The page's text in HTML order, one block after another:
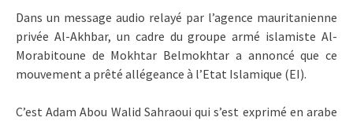
Dans un message audio relayé par l’agence mauritanienne
privée Al-Akhbar, un cadre du groupe armé islamiste Al-
Morabitoune de Mokhtar Belmokhtar a annoncé que ce
mouvement a prêté allégeance à l’Etat Islamique (EI).
C’est Adam Abou Walid Sahraoui qui s’est exprimé en arabe